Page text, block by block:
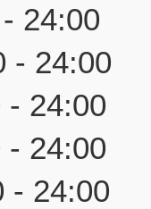
24:00
- 24:00
- 24:00
- 24:00
- 24:00